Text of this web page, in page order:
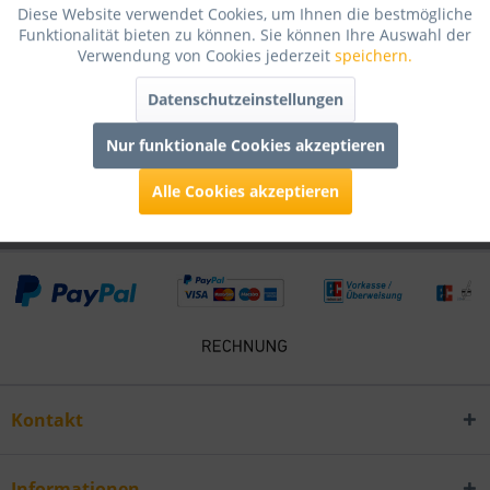
Bewertungen lesen, schreiben und diskutieren... mehr
Infos zum Hersteller
Folgende Infos zum Hersteller sind verfübar......mehr
Kunden kauften auch
Kontakt
Diese Website verwendet Cookies, um Ihnen die bestmögliche
Funktionalität bieten zu können. Sie können Ihre Auswahl der
Verwendung von Cookies jederzeit speichern.
Datenschutzeinstellungen
Nur funktionale Cookies akzeptieren
Alle Cookies akzeptieren